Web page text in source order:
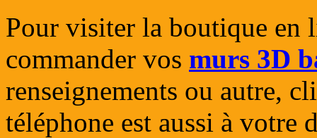
Pour visiter la boutique en
commander vos murs 3D
renseignements ou autre,
téléphone est aussi à